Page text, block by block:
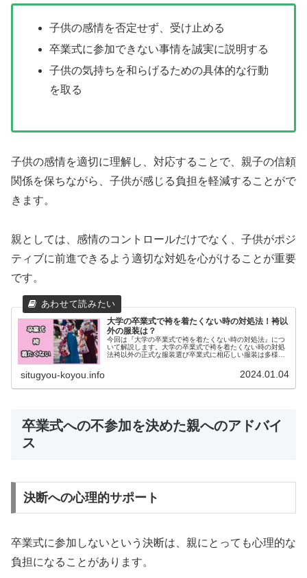
子供の感情を否定せず、受け止める
卒業式に参加できない事情を誠実に説明する
子供の気持ちを和らげるための具体的な行動
を取る
子供の感情を適切に理解し、対応することで、親子の信頼
関係を保ちながら、子供が感じる負担を軽減することがで
きます。
親としては、感情のコントロールだけでなく、子供がポジ
ティブに前進できるよう適切な対処を心がけることが重要
です。
大学の卒業式で袴を着たくない時の対処法！袴以
外の服装は？
今回は『大学の卒業式で袴を着たくない時の対処法』につ
いて解説します。大学の卒業式で袴を着たくない時の対処
法袴以外の正式な服装選び卒業式に相応しい服装は多様で
situgyou-koyou.info 2024.01.04
卒業式への不参加を決めた親へのアドバイ
ス
決断への心理的サポート
卒業式に参加しないという決断は、親にとっても心理的な
負担になることがあります。